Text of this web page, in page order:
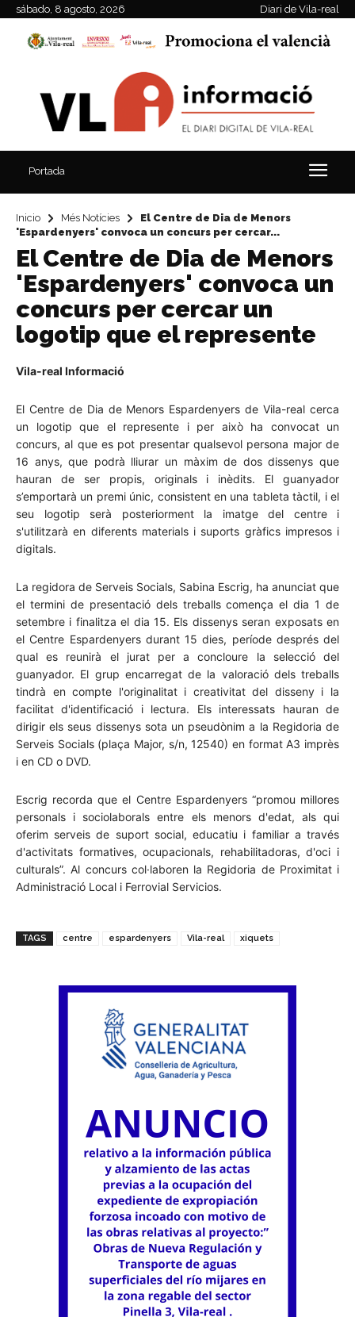
sábado, 8 agosto, 2026 Diari de Vila-real
Portada
Inicio Més Notícies
El Centre de Dia de Menors
'Espardenyers' convoca un concurs per cercar...
El Centre de Dia de Menors
'Espardenyers' convoca un
concurs per cercar un
logotip que el represente
Vila-real Informació
El Centre de Dia de Menors Espardenyers de Vila-real cerca
un logotip que el represente i per això ha convocat un
concurs, al que es pot presentar qualsevol persona major de
16 anys, que podrà lliurar un màxim de dos dissenys que
hauran de ser propis, originals i inèdits. El guanyador
s’emportarà un premi únic, consistent en una tableta tàctil, i el
seu logotip serà posteriorment la imatge del centre i
s'utilitzarà en diferents materials i suports gràfics impresos i
digitals.
La regidora de Serveis Socials, Sabina Escrig, ha anunciat que
el termini de presentació dels treballs comença el dia 1 de
setembre i finalitza el dia 15. Els dissenys seran exposats en
el Centre Espardenyers durant 15 dies, període després del
qual es reunirà el jurat per a concloure la selecció del
guanyador. El grup encarregat de la valoració dels treballs
tindrà en compte l'originalitat i creativitat del disseny i la
facilitat d'identificació i lectura. Els interessats hauran de
dirigir els seus dissenys sota un pseudònim a la Regidoria de
Serveis Socials (plaça Major, s/n, 12540) en format A3 imprès
i en CD o DVD.
Escrig recorda que el Centre Espardenyers “promou millores
personals i sociolaborals entre els menors d'edat, als qui
oferim serveis de suport social, educatiu i familiar a través
d'activitats formatives, ocupacionals, rehabilitadoras, d'oci i
culturals”. Al concurs col·laboren la Regidoria de Proximitat i
Administració Local i Ferrovial Servicios.
TAGS centre espardenyers Vila-real xiquets